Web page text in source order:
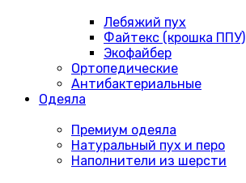
Лебяжий пух
Файтекс (крошка ППУ)
Экофайбер
Ортопедические
Антибактериальные
Одеяла
Премиум одеяла
Натуральный пух и перо
Наполнители из шерсти